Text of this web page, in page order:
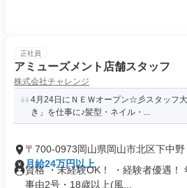
正社員
アミューズメント店舗スタッフ
株式会社チャレンジ
4月24日にＮＥＷオープン☆彡スタッフ
き」を仕事に♪髪型・ネイル・...
〒700-0973岡山県岡山市北区下中野
月給24万円以上
資格 ・未経験OK！ ・経験者優遇！
事由2号・18歳以上(風...